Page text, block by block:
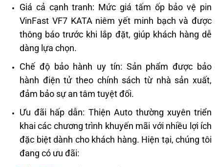
Giá cả cạnh tranh: Mức giá tấm ốp bảo vệ pin
VinFast VF7 KATA niêm yết minh bạch và được
thông báo trước khi lắp đặt, giúp khách hàng dễ
dàng lựa chọn.
Chế độ bảo hành uy tín: Sản phẩm được bảo
hành điện tử theo chính sách từ nhà sản xuất,
đảm bảo sự an tâm tuyệt đối.
Ưu đãi hấp dẫn: Thiện Auto thường xuyên triển
khai các chương trình khuyến mãi với nhiều lợi ích
đặc biệt dành cho khách hàng. Hiện tại, chúng tôi
đang có ưu đãi: